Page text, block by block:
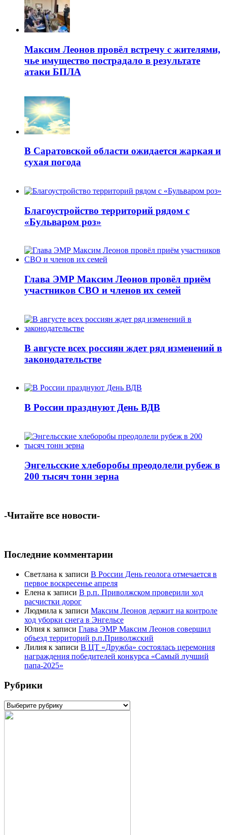
Максим Леонов провёл встречу с жителями,
чье имущество пострадало в результате
атаки БПЛА
В Саратовской области ожидается жаркая и
сухая погода
Благоустройство территорий рядом с
«Бульваром роз»
Глава ЭМР Максим Леонов провёл приём
участников СВО и членов их семей
В августе всех россиян ждет ряд изменений в
законодательстве
В России празднуют День ВДВ
Энгельсские хлеборобы преодолели рубеж в
200 тысяч тонн зерна
-Читайте все новости-
Последние комментарии
Светлана к записи В России День геолога отмечается в
первое воскресенье апреля
Елена к записи В р.п. Приволжском проверили ход
расчистки дорог
Людмила к записи Максим Леонов держит на контроле
ход уборки снега в Энгельсе
Юлия к записи Глава ЭМР Максим Леонов совершил
объезд территорий р.п.Приволжский
Лилия к записи В ЦТ «Дружба» состоялась церемония
награждения победителей конкурса «Самый лучший
папа-2025»
Рубрики
Рубрики